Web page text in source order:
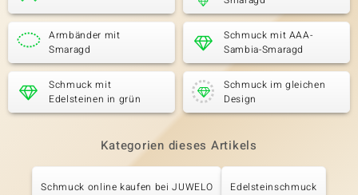
Armbänder mit
Smaragd
Schmuck mit AAA-
Sambia-Smaragd
Schmuck mit
Edelsteinen in grün
Schmuck im gleichen
Design
Kategorien dieses Artikels
Schmuck online kaufen bei JUWELO Edelsteinschmuck